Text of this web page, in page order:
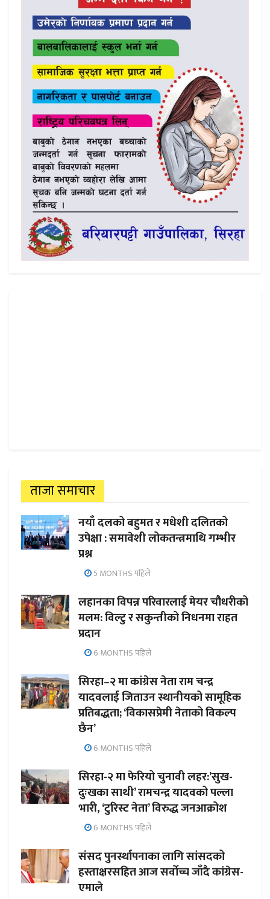
ताजा समाचार
नयाँ दलको बहुमत र मधेशी दलितको
उपेक्षा : समावेशी लोकतन्त्रमाथि गम्भीर
प्रश्न
5 MONTHS पहिले
लहानका विपन्न परिवारलाई मेयर चौधरीको
मलम: विल्टु र सकुन्तीको निधनमा राहत
प्रदान
6 MONTHS पहिले
सिरहा–२ मा कांग्रेस नेता राम चन्द्र
यादवलाई जिताउन स्थानीयको सामूहिक
प्रतिबद्धता; ‘विकासप्रेमी नेताको विकल्प
छैन’
6 MONTHS पहिले
सिरहा-२ मा फेरियो चुनावी लहर:’सुख-
दुःखका साथी’ रामचन्द्र यादवको पल्ला
भारी, ‘टुरिस्ट नेता’ विरुद्ध जनआक्रोश
6 MONTHS पहिले
संसद पुनर्स्थापनाका लागि सांसदको
हस्ताक्षरसहित आज सर्वोच्च जाँदै कांग्रेस-
एमाले